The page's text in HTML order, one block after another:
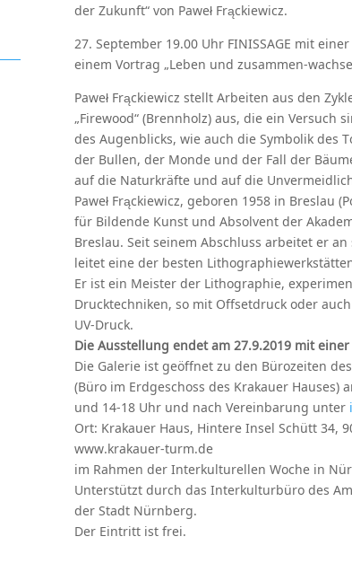
der Zukunft“ von Paweł Frąckiewicz.
27. September 19.00 Uhr FINISSAGE mit
einem Vortrag „Leben und zusammen-
Paweł Frąckiewicz stellt Arbeiten aus den
„Firewood“ (Brennholz) aus, die ein Versuch
des Augenblicks, wie auch die Symbolik des
der Bullen, der Monde und der Fall der
auf die Naturkräfte und auf die
Paweł Frąckiewicz, geboren 1958 in Breslau
für Bildende Kunst und Absolvent der
Breslau. Seit seinem Abschluss arbeitet er
leitet eine der besten
Er ist ein Meister der Lithographie,
Drucktechniken, so mit Offsetdruck oder auch
UV-Druck.
Die Ausstellung endet am 27.9.2019 mit einer
Die Galerie ist geöffnet zu den Bürozeiten
(Büro im Erdgeschoss des Krakauer Hauses)
und 14-18 Uhr und nach Vereinbarung unter
Ort: Krakauer Haus, Hintere Insel Schütt 34,
www.krakauer-turm.de
im Rahmen der Interkulturellen Woche in
Unterstützt durch das Interkulturbüro des
der Stadt Nürnberg.
Der Eintritt ist frei.